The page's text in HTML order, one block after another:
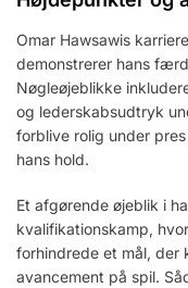
Omar Hawsawis
demonstrerer hans
Nøgleøjeblikke
og lederskabsudtryk
forblive rolig under
hans hold.
Et afgørende øjeblik i
kvalifikationskamp,
forhindrede et mål, der
avancement på spil.